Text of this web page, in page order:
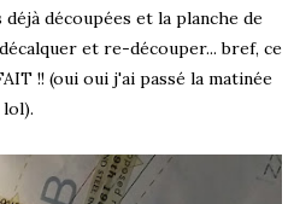
découpées et la planche de
et re-découper... bref, ce
!! (oui oui j'ai passé la matinée